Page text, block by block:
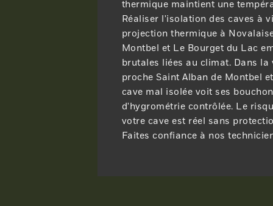
thermique maintient une
Réaliser l'isolation des caves à
projection thermique à
Montbel et Le Bourget du Lac
brutales liées au climat. Dans la
proche Saint Alban de Montbel
cave mal isolée voit ses
d'hygrométrie contrôlée. Le
votre cave est réel sans
Faites confiance à nos